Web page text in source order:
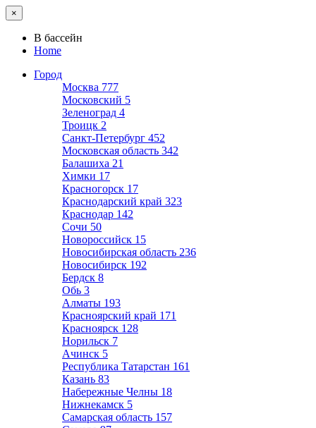
×
В бассейн
Home
Город
Москва 777
Московский 5
Зеленоград 4
Троицк 2
Санкт-Петербург 452
Московская область 342
Балашиха 21
Химки 17
Красногорск 17
Краснодарский край 323
Краснодар 142
Сочи 50
Новороссийск 15
Новосибирская область 236
Новосибирск 192
Бердск 8
Обь 3
Алматы 193
Красноярский край 171
Красноярск 128
Норильск 7
Ачинск 5
Республика Татарстан 161
Казань 83
Набережные Челны 18
Нижнекамск 5
Самарская область 157